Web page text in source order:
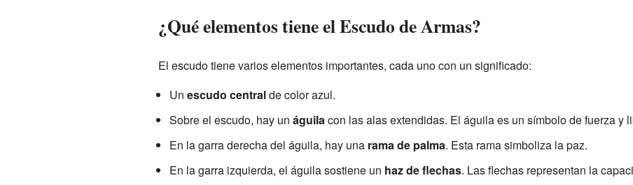
¿Qué elementos tiene el Escudo de Armas?
El escudo tiene varios elementos importantes, cada uno con un significado:
Un escudo centralde color azul.
Sobre el escudo, hay un águilacon las alas extendidas. El águila es un símbolo de fuerza y
En la garra derecha del águila, hay una rama de palma. Esta rama simboliza la paz.
En la garra izquierda, el águila sostiene un haz de flechas. Las flechas representan la